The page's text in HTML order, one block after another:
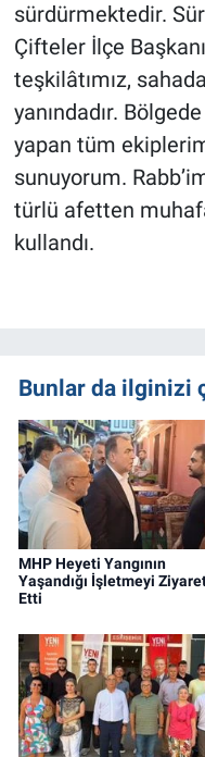
sürdürmektedir.
Çifteler İlçe
teşkilâtımız,
yanındadır.
yapan tüm
sunuyorum.
türlü afetten
kullandı.
Bunlar da ilginizi
MHP Heyeti Yangının
Yaşandığı İşletmeyi
Etti